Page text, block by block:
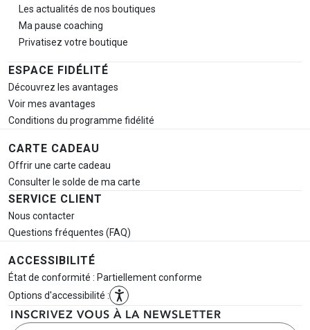
Les actualités de nos boutiques
Ma pause coaching
Privatisez votre boutique
ESPACE FIDÉLITÉ
Découvrez les avantages
Voir mes avantages
Conditions du programme fidélité
CARTE CADEAU
Offrir une carte cadeau
Consulter le solde de ma carte
SERVICE CLIENT
Nous contacter
Questions fréquentes (FAQ)
ACCESSIBILITÉ
État de conformité : Partiellement conforme
Options d'accessibilité :
INSCRIVEZ VOUS À LA NEWSLETTER